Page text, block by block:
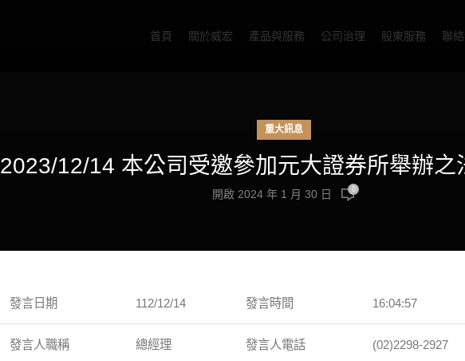
首頁 關於威宏 產品與服務 公司治理 股東服務 聯
重大訊息
2023/12/14 本公司受邀參加元大證券所舉辦之
開啟 2024 年 1 月 30 日 0
發言日期 112/12/14 發言時間 16:04:57
發言人職稱 總經理 發言人電話 (02)2298-2927